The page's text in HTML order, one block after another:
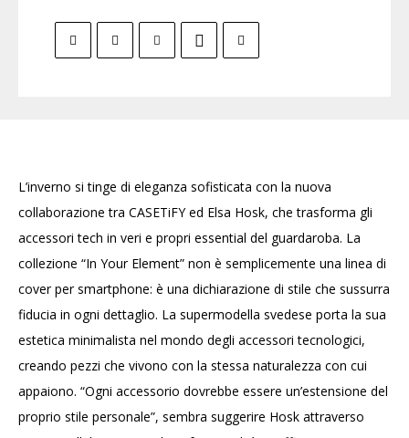
L’inverno si tinge di eleganza sofisticata con la nuova
collaborazione tra CASETiFY ed Elsa Hosk, che trasforma gli
accessori tech in veri e propri essential del guardaroba. La
collezione “In Your Element” non è semplicemente una linea di
cover per smartphone: è una dichiarazione di stile che sussurra
fiducia in ogni dettaglio. La supermodella svedese porta la sua
estetica minimalista nel mondo degli accessori tecnologici,
creando pezzi che vivono con la stessa naturalezza con cui
appaiono. “Ogni accessorio dovrebbe essere un’estensione del
proprio stile personale”, sembra suggerire Hosk attraverso